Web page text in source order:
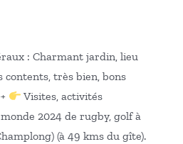
: Charmant jardin, lieu
très bien, bons
Visites, activités
2024 de rugby, golf à
(à 49 kms du gîte).